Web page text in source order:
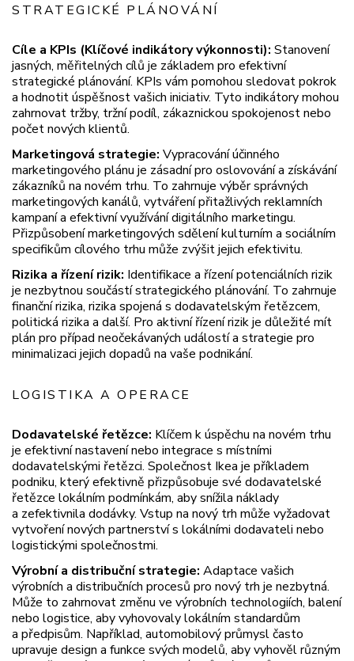
STRATEGICKÉ PLÁNOVÁNÍ
Cíle a KPIs (Klíčové indikátory výkonnosti): Stanovení
jasných, měřitelných cílů je základem pro efektivní
strategické plánování. KPIs vám pomohou sledovat pokrok
a hodnotit úspěšnost vašich iniciativ. Tyto indikátory mohou
zahrnovat tržby, tržní podíl, zákaznickou spokojenost nebo
počet nových klientů.
Marketingová strategie: Vypracování účinného
marketingového plánu je zásadní pro oslovování a získávání
zákazníků na novém trhu. To zahrnuje výběr správných
marketingových kanálů, vytváření přitažlivých reklamních
kampaní a efektivní využívání digitálního marketingu.
Přizpůsobení marketingových sdělení kulturním a sociálním
specifikům cílového trhu může zvýšit jejich efektivitu.
Rizika a řízení rizik: Identifikace a řízení potenciálních rizik
je nezbytnou součástí strategického plánování. To zahrnuje
finanční rizika, rizika spojená s dodavatelským řetězcem,
politická rizika a další. Pro aktivní řízení rizik je důležité mít
plán pro případ neočekávaných událostí a strategie pro
minimalizaci jejich dopadů na vaše podnikání.
LOGISTIKA A OPERACE
Dodavatelské řetězce: Klíčem k úspěchu na novém trhu
je efektivní nastavení nebo integrace s místními
dodavatelskými řetězci. Společnost Ikea je příkladem
podniku, který efektivně přizpůsobuje své dodavatelské
řetězce lokálním podmínkám, aby snížila náklady
a zefektivnila dodávky. Vstup na nový trh může vyžadovat
vytvoření nových partnerství s lokálními dodavateli nebo
logistickými společnostmi.
Výrobní a distribuční strategie: Adaptace vašich
výrobních a distribučních procesů pro nový trh je nezbytná.
Může to zahrnovat změnu ve výrobních technologiích, balení
nebo logistice, aby vyhovovaly lokálním standardům
a předpisům. Například, automobilový průmysl často
upravuje design a funkce svých modelů, aby vyhověl různým